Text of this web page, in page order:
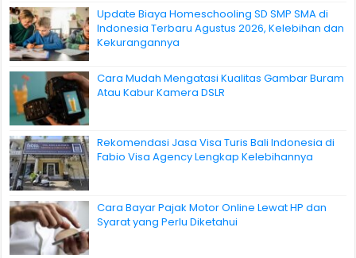
Update Biaya Homeschooling SD SMP SMA di
Indonesia Terbaru Agustus 2026, Kelebihan dan
Kekurangannya
Cara Mudah Mengatasi Kualitas Gambar Buram
Atau Kabur Kamera DSLR
Rekomendasi Jasa Visa Turis Bali Indonesia di
Fabio Visa Agency Lengkap Kelebihannya
Cara Bayar Pajak Motor Online Lewat HP dan
Syarat yang Perlu Diketahui